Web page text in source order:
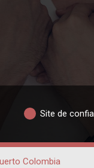
Site de
Colombia